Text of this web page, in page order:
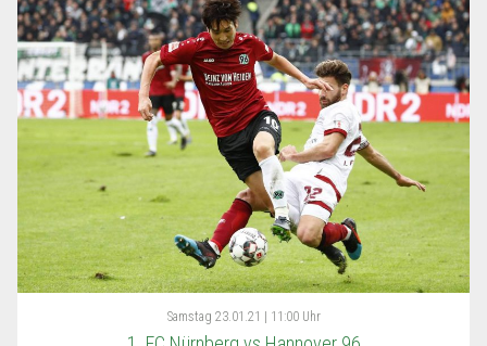
Samstag 23.01.21 | 11:00 Uhr